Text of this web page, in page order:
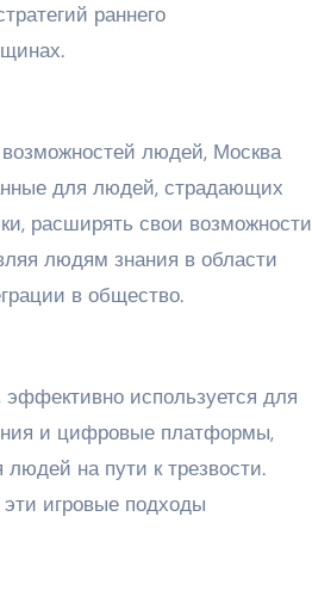
раннего
людей, Москва
для людей, страдающих
расширять свои возможности
людям знания в области
в общество.
используется для
и цифровые платформы,
на пути к трезвости.
игровые подходы